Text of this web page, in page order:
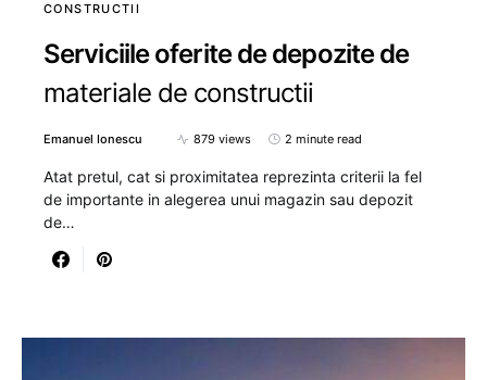
CONSTRUCTII
Serviciile oferite de depozite de
materiale de constructii
Emanuel Ionescu 879 views 2 minute read
Atat pretul, cat si proximitatea reprezinta criterii la fel
de importante in alegerea unui magazin sau depozit
de…